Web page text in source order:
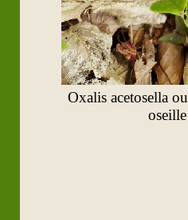
Oxalis acetosella
oseille